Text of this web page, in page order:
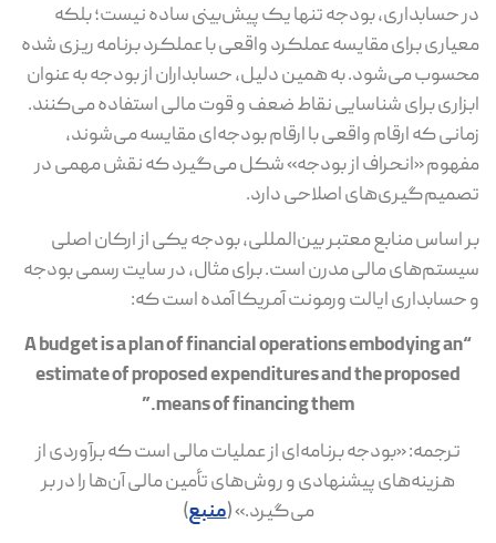
در حسابداری، بودجه تنها یک پیش‌بینی ساده نیست؛ بلکه
معیاری برای مقایسه عملکرد واقعی با عملکرد برنامه‌ ریزی‌ شده
محسوب می‌شود. به همین دلیل، حسابداران از بودجه به‌ عنوان
ابزاری برای شناسایی نقاط ضعف و قوت مالی استفاده می‌کنند.
زمانی که ارقام واقعی با ارقام بودجه‌ای مقایسه می‌شوند،
مفهوم «انحراف از بودجه» شکل می‌گیرد که نقش مهمی در
تصمیم‌گیری‌های اصلاحی دارد.
بر اساس منابع معتبر بین‌المللی، بودجه یکی از ارکان اصلی
سیستم‌های مالی مدرن است. برای مثال، در سایت رسمی بودجه
و حسابداری ایالت ورمونت آمریکا آمده است که:
“
A budget is a plan of financial operations embodying an
estimate of proposed expenditures and the proposed
means of financing them.
”
ترجمه: «بودجه برنامه‌ای از عملیات مالی است که برآوردی از
هزینه‌های پیشنهادی و روش‌های تأمین مالی آن‌ها را در بر
می‌گیرد.» (منبع)